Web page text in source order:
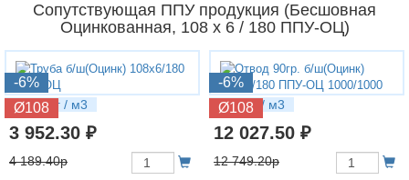
Сопутствующая ППУ продукция (Бесшовная
Оцинкованная, 108 х 6 / 180 ППУ-ОЦ)
-6%
Ø108
20.25 кг / м3
3 952.30 ₽
4 189.40р
-6%
Ø108
40.5 кг / м3
12 027.50 ₽
12 749.20р